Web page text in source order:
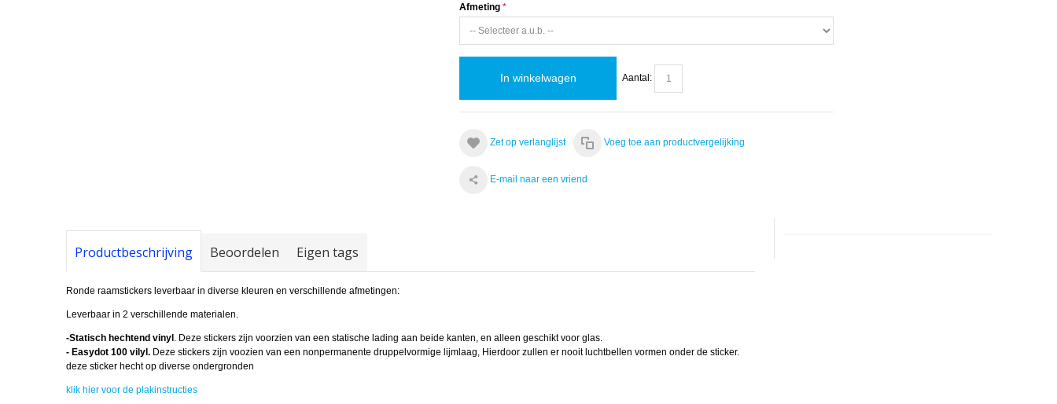
Afmeting
Aantal:
In winkelwagen
Zet op verlanglijst Voeg toe aan productvergelijking
E-mail naar een vriend
Productbeschrijving Beoordelen Eigen tags
Ronde raamstickers leverbaar in diverse kleuren en verschillende afmetingen:
Leverbaar in 2 verschillende materialen.
-Statisch hechtend vinyl . Deze stickers zijn voorzien van een statische lading aan beide kanten, en alleen geschikt voor glas.
- Easydot 100 vilyl. Deze stickers zijn voozien van een nonpermanente druppelvormige lijmlaag, Hierdoor zullen er nooit luchtbellen vormen onder de sticker.
deze sticker hecht op diverse ondergronden
klik hier voor de plakinstructies